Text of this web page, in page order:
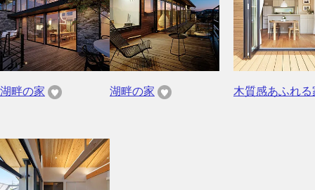
湖畔の家 湖畔の家 木質感あふれる